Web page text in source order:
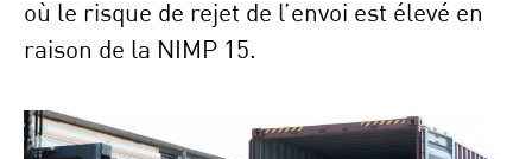
où le risque de rejet de l’envoi est élevé en
raison de la NIMP 15.